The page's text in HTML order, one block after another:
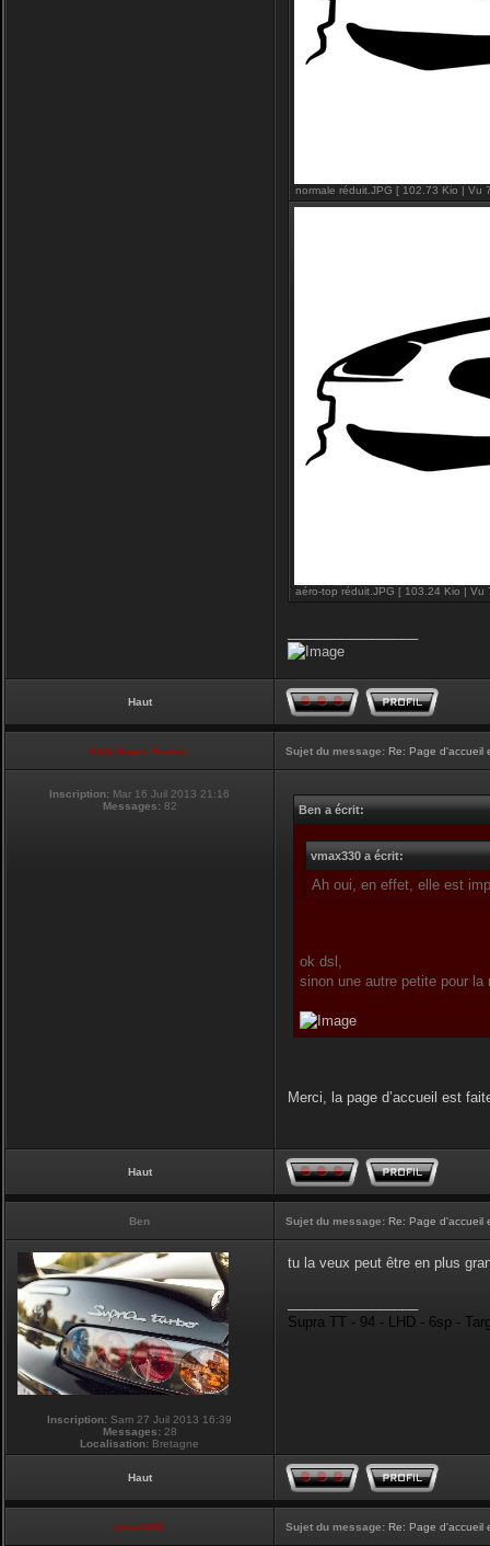
normale réduit.JPG [ 102.73 Kio | Vu
aéro-top réduit.JPG [ 103.24 Kio | Vu
Haut
Club Supra France Sujet du message: Re: Page d'accueil
Inscription: Mar 16 Juil 2013 21:16
Messages: 82 Ben a écrit:
vmax330 a écrit:
Ah oui, en effet, elle est
ok dsl,
sinon une autre petite pour
Merci, la page d’accueil est
Haut
Ben Sujet du message: Re: Page d'accueil
Inscription: Sam 27 Juil 2013 16:39
Messages: 28
Localisation: Bretagne
tu la veux peut être en plus
Supra TT - 94 - LHD - 6sp -
Haut
vmax330 Sujet du message: Re: Page d'accueil